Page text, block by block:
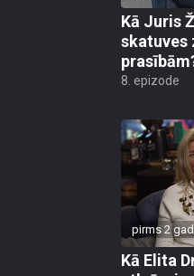
Kā Juris
skatuves
8. epizode
pirms 2
Kā Elita